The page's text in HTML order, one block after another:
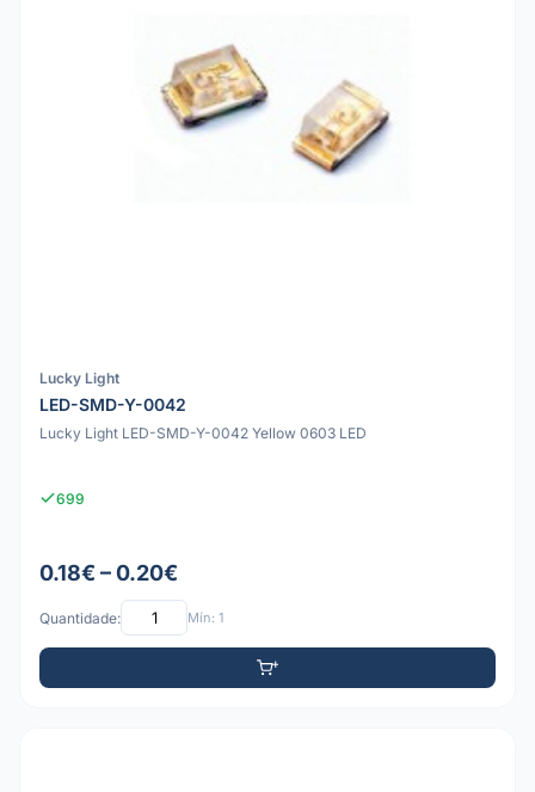
Lucky Light
LED-SMD-Y-0042
Lucky Light LED-SMD-Y-0042 Yellow 0603 LED
699
0.18€ – 0.20€
Quantidade: Mín: 1